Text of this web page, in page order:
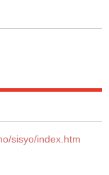
sisyo/index.htm